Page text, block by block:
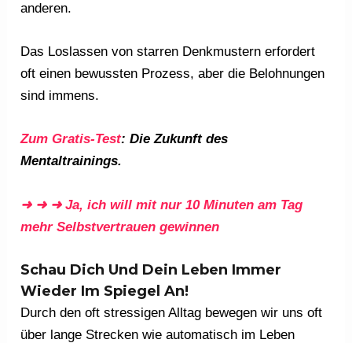
anderen.
Das Loslassen von starren Denkmustern erfordert
oft einen bewussten Prozess, aber die Belohnungen
sind immens.
Zum Gratis-Test: Die Zukunft des
Mentaltrainings.
➜ ➜ ➜ Ja, ich will mit nur 10 Minuten am Tag
mehr Selbstvertrauen gewinnen
Schau Dich Und Dein Leben Immer
Wieder Im Spiegel An!
Durch den oft stressigen Alltag bewegen wir uns oft
über lange Strecken wie automatisch im Leben